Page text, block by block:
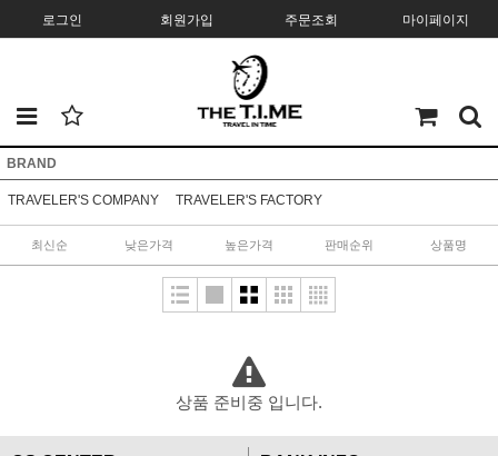
로그인 회원가입 주문조회 마이페이지
BRAND
TRAVELER'S COMPANY TRAVELER'S FACTORY
최신순 낮은가격 높은가격 판매순위 상품명
상품 준비중 입니다.